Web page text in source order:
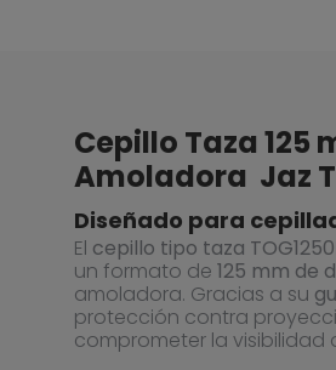
Cepillo Taza 125
Amoladora  Jaz
Diseñado para
El cepillo tipo taza
un formato de125 mm de
amoladora. Gracias a su
protección contra
comprometer la visibilidad